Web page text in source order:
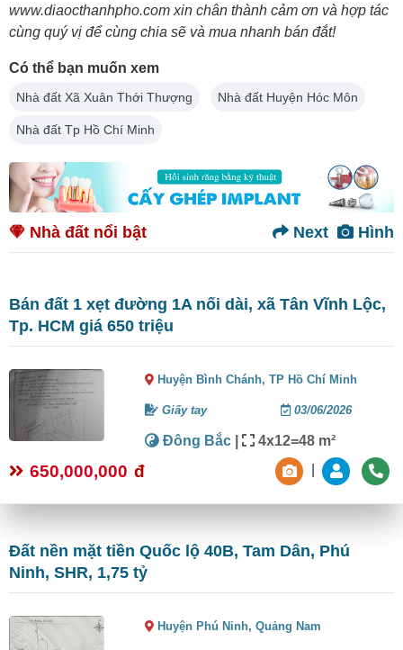
www.diaocthanhpho.com xin chân thành cảm ơn và hợp tác
cùng quý vị để cùng chia sẽ và mua nhanh bán đắt!
Có thể bạn muốn xem
Nhà đất Xã Xuân Thới Thượng Nhà đất Huyện Hóc Môn
Nhà đất Tp Hồ Chí Minh
Nhà đất nổi bật Hình
Next
Bán đất 1 xẹt đường 1A nối dài, xã Tân Vĩnh Lộc,
Tp. HCM giá 650 triệu
Huyện Bình Chánh,TP Hồ Chí Minh
Giấy tay 03/06/2026
Đông Bắc | 4x12=48 m²
650,000,000 đ
Đất nền mặt tiền Quốc lộ 40B, Tam Dân, Phú
Ninh, SHR, 1,75 tỷ
Huyện Phú Ninh,Quảng Nam